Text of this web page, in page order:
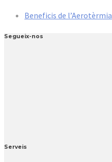
Beneficis de l’Aerotèrmia
Segueix-nos
Serveis